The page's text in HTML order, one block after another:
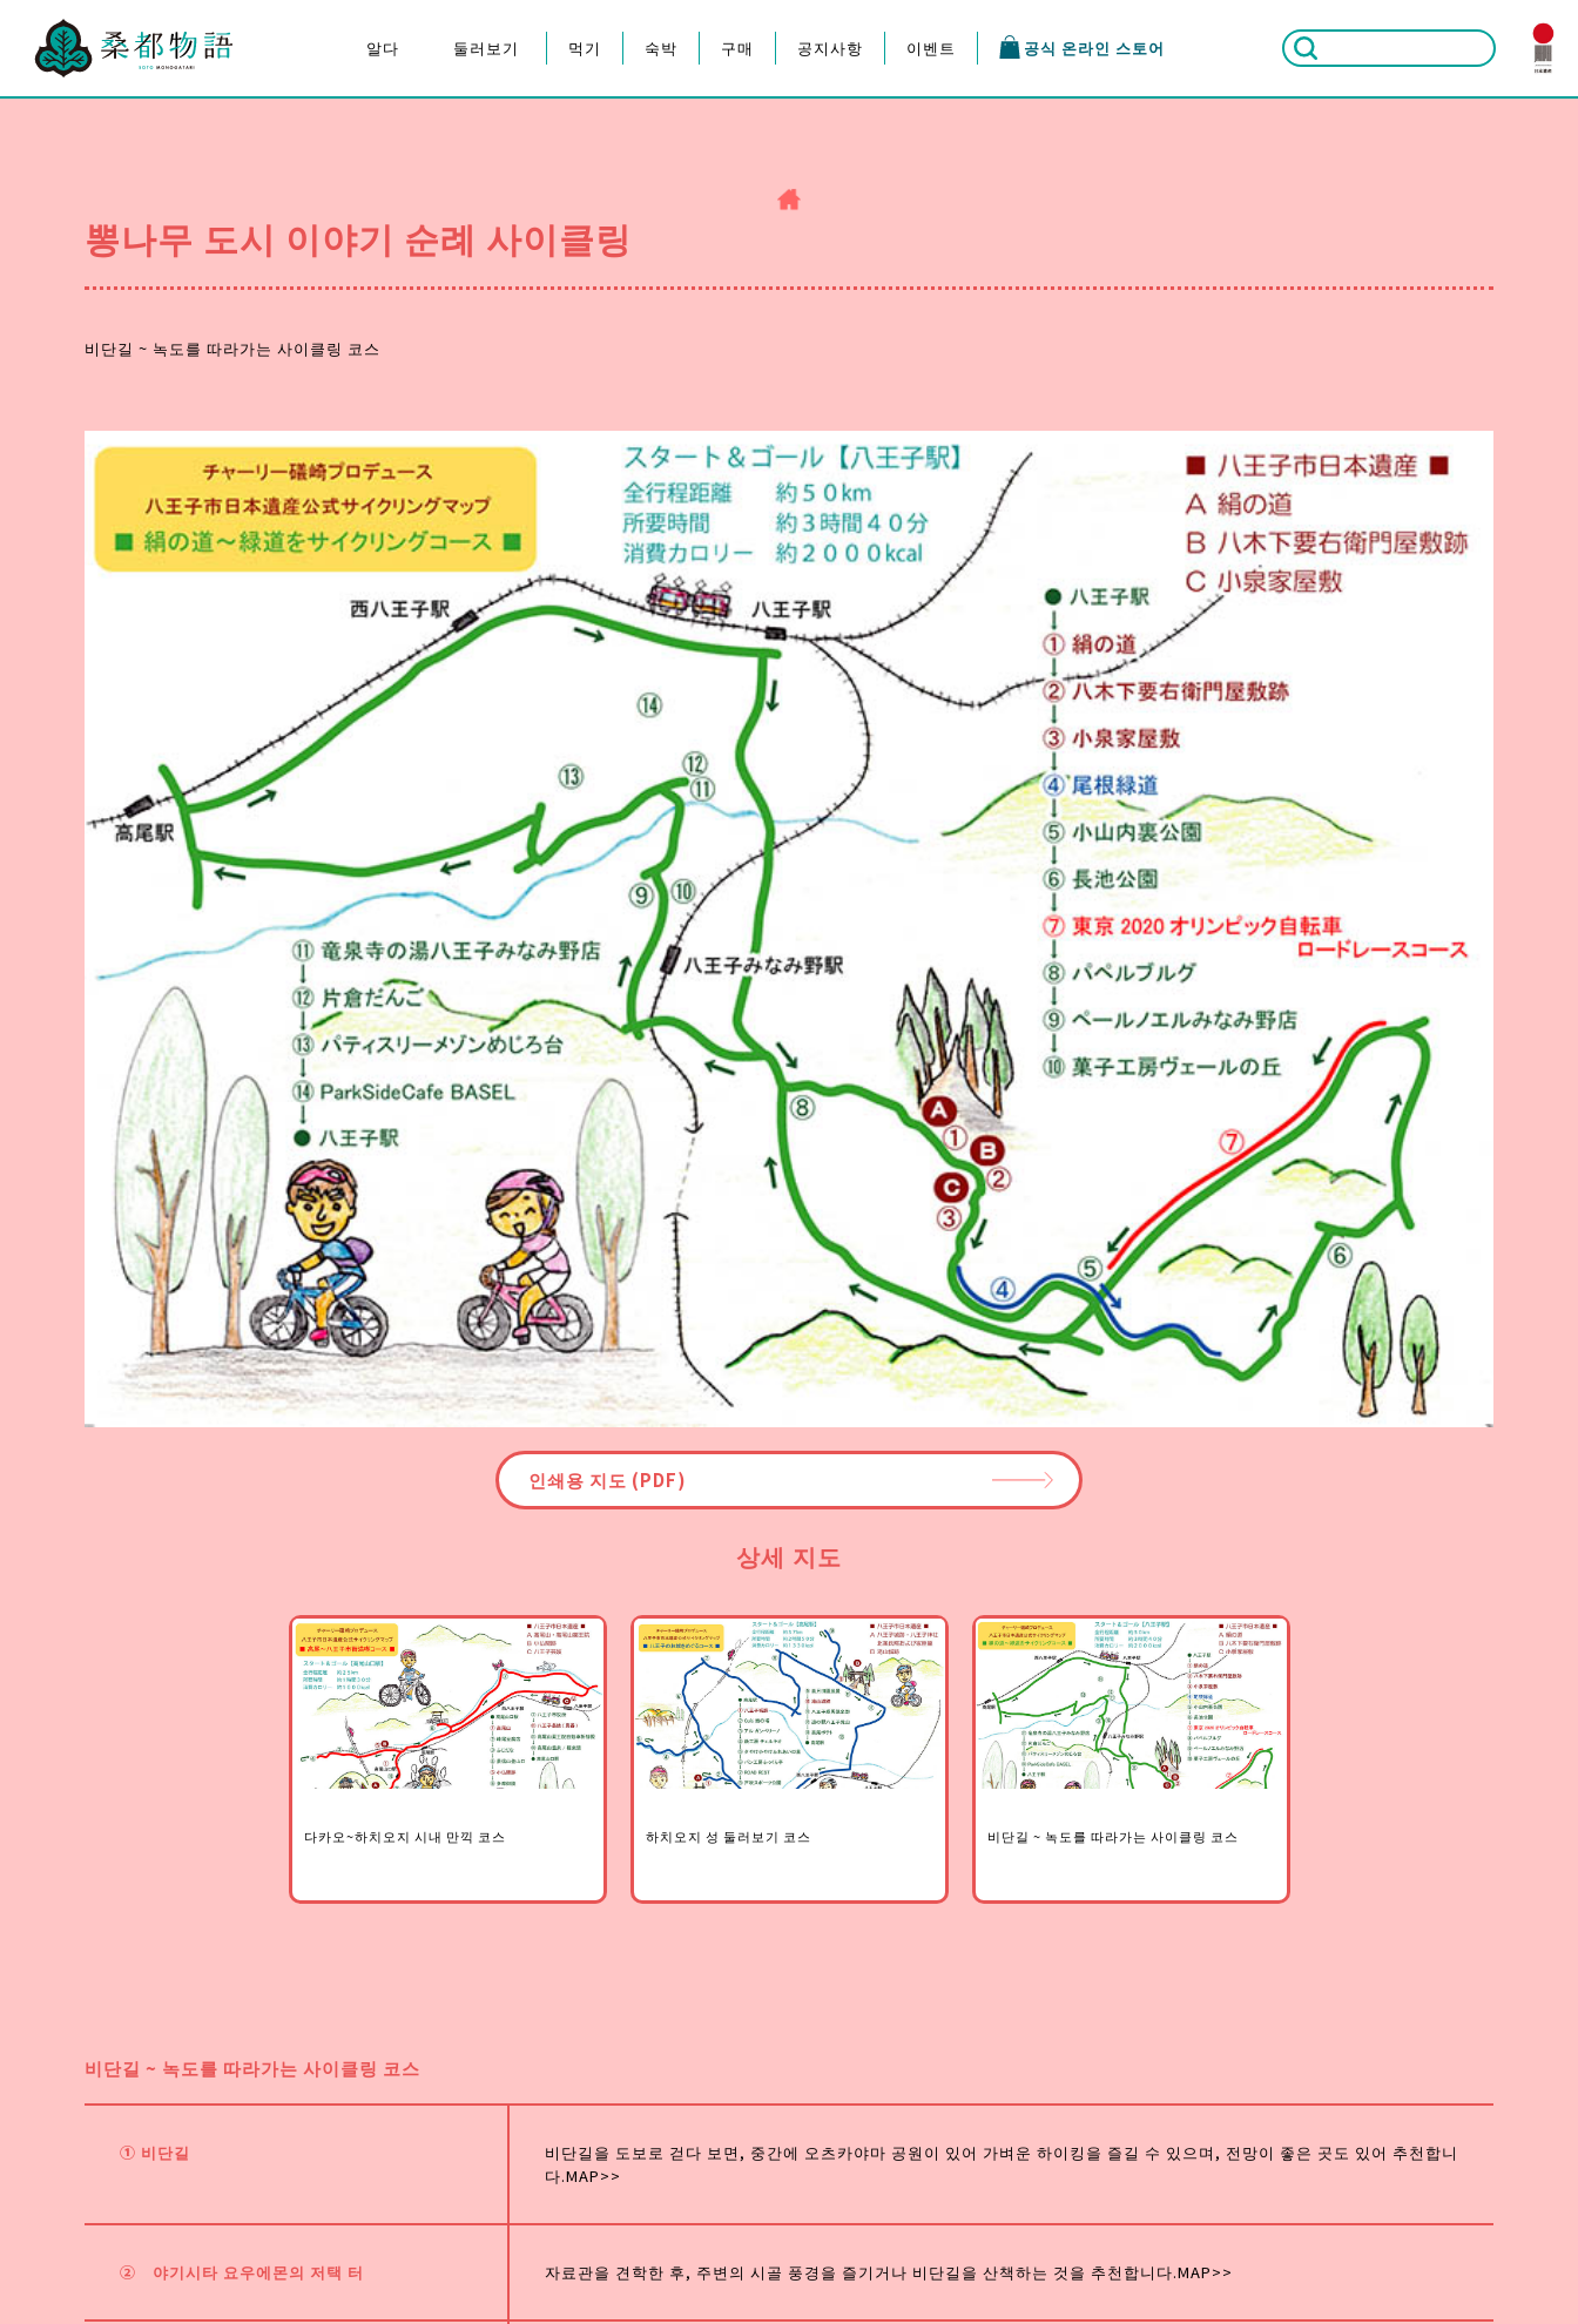
알다
“뽕나무 도시 이야기”에 대하
뽕나무 도시 이야기 추진협의
둘러보기
하치오지 축제
먹기 숙박 구매 공지사항 이벤트 공식 온라인 스토어
뽕나무 도시 이야기 순례 사이클링
비단길 ~ 녹도를 따라가는 사이클링 코스
인쇄용 지도 (PDF)
상세 지도
다카오~하치오지 시내 만끽 코스 하치오지 성 둘러보기 코스 비단길 ~ 녹도를 따라가는 사이클링 코스
비단길 ~ 녹도를 따라가는 사이클링 코스
① 비단길
비단길을 도보로 걷다 보면, 중간에 오츠카야마 공원이 있어 가벼운 하이킹을 즐길 수 있으며, 전망이 좋은 곳도 있어 추천합니
다.MAP>>
② 야기시타 요우에몬의 저택 터 자료관을 견학한 후, 주변의 시골 풍경을 즐기거나 비단길을 산책하는 것을 추천합니다.MAP>>